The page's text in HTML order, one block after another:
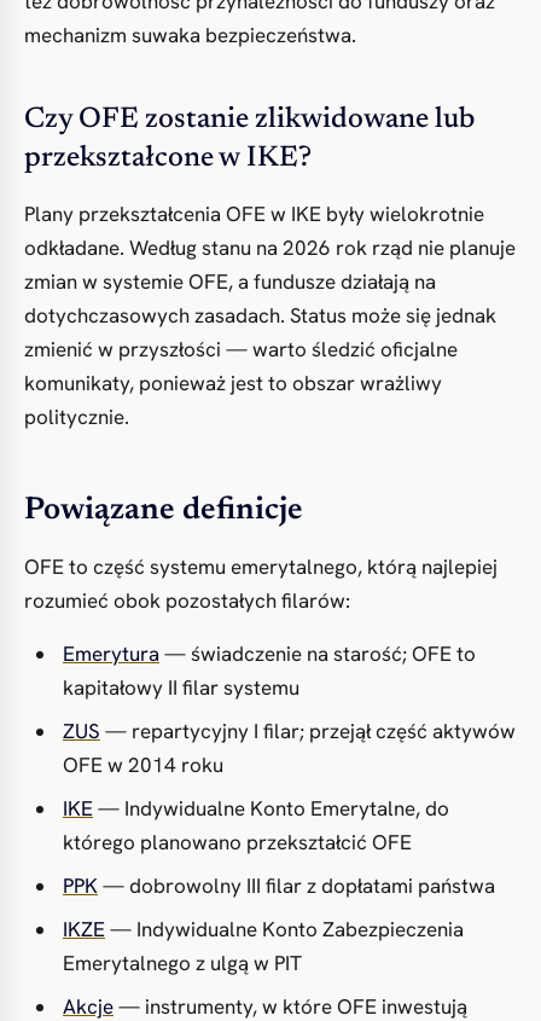
mechanizm suwaka bezpieczeństwa.
Czy OFE zostanie zlikwidowane lub
przekształcone w IKE?
Plany przekształcenia OFE w IKE były wielokrotnie
odkładane. Według stanu na 2026 rok rząd nie planuje
zmian w systemie OFE, a fundusze działają na
dotychczasowych zasadach. Status może się jednak
zmienić w przyszłości — warto śledzić oficjalne
komunikaty, ponieważ jest to obszar wrażliwy
politycznie.
Powiązane definicje
OFE to część systemu emerytalnego, którą najlepiej
rozumieć obok pozostałych filarów:
Emerytura — świadczenie na starość; OFE to
kapitałowy II filar systemu
ZUS — repartycyjny I filar; przejął część aktywów
OFE w 2014 roku
IKE— Indywidualne Konto Emerytalne, do
którego planowano przekształcić OFE
PPK— dobrowolny III filar z dopłatami państwa
IKZE— Indywidualne Konto Zabezpieczenia
Emerytalnego z ulgą w PIT
Akcje— instrumenty, w które OFE inwestują